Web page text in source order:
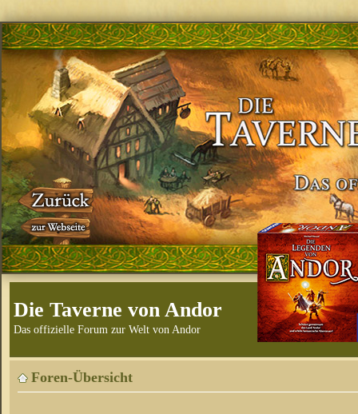
Die Taverne von Andor
Das offizielle Forum zur Welt von Andor
Foren-Übersicht